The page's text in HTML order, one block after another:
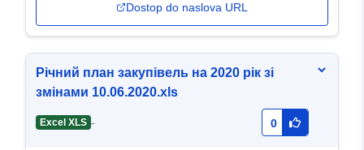
Dostop do naslova URL
Річний план закупівель на 2020 рік зі
змінами 10.06.2020.xls
Excel XLS - 0